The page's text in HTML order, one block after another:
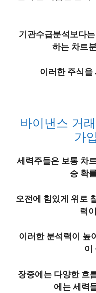
기관수급분석보다
하는 차트
이러한 주식을
바이낸스 거
가
세력주들은 보통 차
승 확
오전에 힘있게 위로
력
이러한 분석력이 높
이
장중에는 다양한 흐
에는 세력